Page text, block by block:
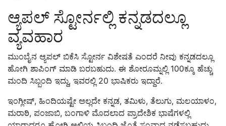
ಆ್ಯಪಲ್ ಸ್ಟೋರ್ನಲ್ಲಿ ಕನ್ನಡದಲ್ಲೂ
ವ್ಯವಹಾರ
ಮುಂಬೈನ ಆ್ಯಪಲ್ ಬಿಕೆಸಿ ಸ್ಟೋರ್ನ ವಿಶೇಷತೆ ಎಂದರೆ ನೀವು ಕನ್ನಡದಲ್ಲೂ
ಹೋಗಿ ಶಾಪಿಂಗ್ ಮಾಡಿ ಬರಬಹುದು. ಈ ಶೋರೂಮ್ನಲ್ಲಿ 100ಕ್ಕೂ ಹೆಚ್ಚು
ಮಂದಿ ಸಿಬ್ಬಂದಿ ಇದ್ದು, ಇವರಲ್ಲಿ 20 ಭಾಷಿಕರು ಇದ್ದಾರೆ.
ಇಂಗ್ಲೀಷ್, ಹಿಂದಿಯಷ್ಟೇ ಅಲ್ಲದೇ ಕನ್ನಡ, ತಮಿಳು, ತೆಲುಗು, ಮಲಯಾಳಂ,
ಮರಾಠಿ, ಪಂಜಾಬಿ, ಬಂಗಾಳಿ ಮೊದಲಾದ ಪ್ರಾದೇಶಿಕ ಭಾಷೆಗಳಲ್ಲಿ